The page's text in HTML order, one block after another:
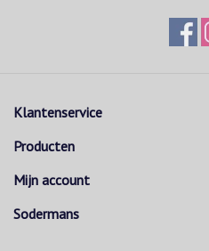
Klantenservice
Producten
Mijn account
Sodermans